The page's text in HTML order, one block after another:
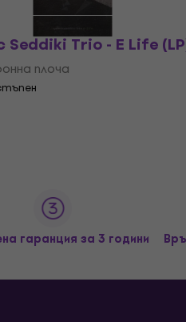
Seddiki Trio - E Life
плоча
гаранция за 3 години